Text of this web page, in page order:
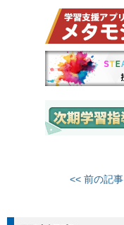
<< 前の記事